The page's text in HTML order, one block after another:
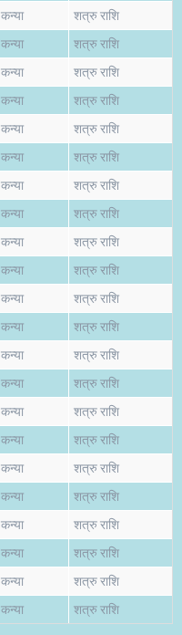
कन्या शत्रु राशि
कन्या शत्रु राशि
कन्या शत्रु राशि
कन्या शत्रु राशि
कन्या शत्रु राशि
कन्या शत्रु राशि
कन्या शत्रु राशि
कन्या शत्रु राशि
कन्या शत्रु राशि
कन्या शत्रु राशि
कन्या शत्रु राशि
कन्या शत्रु राशि
कन्या शत्रु राशि
कन्या शत्रु राशि
कन्या शत्रु राशि
कन्या शत्रु राशि
कन्या शत्रु राशि
कन्या शत्रु राशि
कन्या शत्रु राशि
कन्या शत्रु राशि
कन्या शत्रु राशि
कन्या शत्रु राशि